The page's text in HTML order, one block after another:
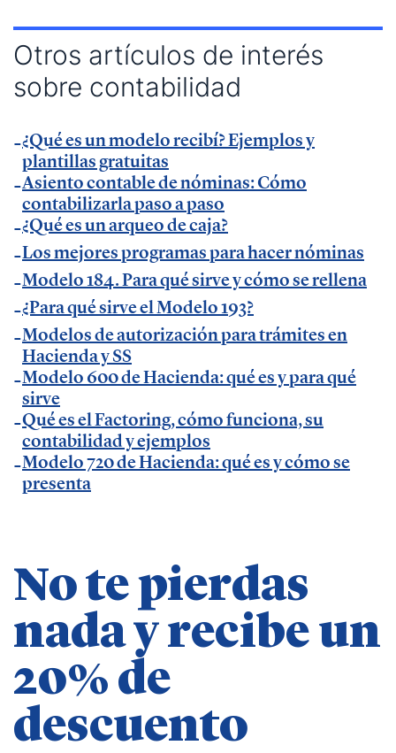
productividad enesdiario.
— Charla sobre productividad y factura electrónica
enLa Razón.
Autónomos y Emprendedores.
— Entrevista sobre Ley Antifraude y Ley Crea y
Crece enExpansión.
— Entrevista sobre Ley Antifraude y Ley Crea y
Crece enLa Razón
— Entrevista sobre factura electrónica obligatoria
enEl Economista
— Comunicado Billin y TeamSystem en
Business
Insider.
— Entrevista enEconomía Digital.
— Entrevista en Ideas para tu empresa de
Vodafone.
— Entrevista enMásQradio.
— Entrevista en Armas para emprender de
AXA Seguros España
— Entrevista en GestionaRadio.
Marcos De La Cueva en eventos
— Participación como ponente en Accountex
España 2023.
Otros artículos de interés
sobre contabilidad
¿Qué es un modelo recibí? Ejemplos y
plantillas gratuitas
Asiento contable de nóminas: Cómo
contabilizarla paso a paso
¿Qué es un arqueo de caja?
Los mejores programas para hacer nóminas
Modelo 184. Para qué sirve y cómo se rellena
¿Para qué sirve el Modelo 193?
Modelos de autorización para trámites en
Hacienda y SS
Modelo 600 de Hacienda: qué es y para qué
sirve
Qué es el Factoring, cómo funciona, su
contabilidad y ejemplos
Modelo 720 de Hacienda: qué es y cómo se
presenta
No te pierdas
nada y recibe un
20% de
descuento